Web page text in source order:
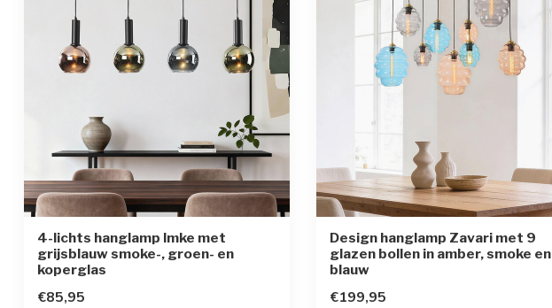
4-lichts hanglamp Imke met
grijsblauw smoke-, groen- en
koperglas
€85,95
Design hanglamp Zavari met 9
glazen bollen in amber, smoke en
blauw
€199,95